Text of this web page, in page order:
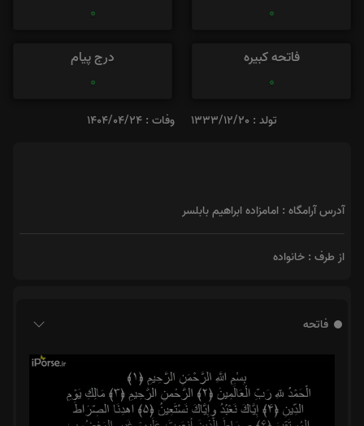
0
0
فاتحه کبیره
0
درج پیام
0
تولد : 1333/12/20 وفات : 1404/04/24
آدرس آرامگاه : امامزاده ابراهیم بابلسر
از طرف : خانواده
فاتحه